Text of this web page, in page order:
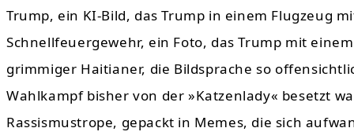
Trump, ein KI-Bild, das Trump in einem Flugzeug
Schnellfeuergewehr, ein Foto, das Trump mit
grimmiger Haitianer, die Bildsprache so
Wahlkampf bisher von der »Katzenlady« besetzt
Rassismustrope, gepackt in Memes, die sich